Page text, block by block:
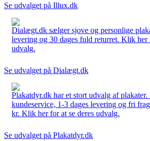
Se udvalget på Illux.dk
Dialægt.dk sælger sjove og personlige
levering og 30 dages fuld returret. Klik her
udvalg.
Se udvalget på Dialægt.dk
Plakatdyr.dk har et stort udvalg af
kundeservice, 1-3 dages levering og fri
kr. Klik her for at se deres udvalg.
Se udvalget på Plakatdyr.dk